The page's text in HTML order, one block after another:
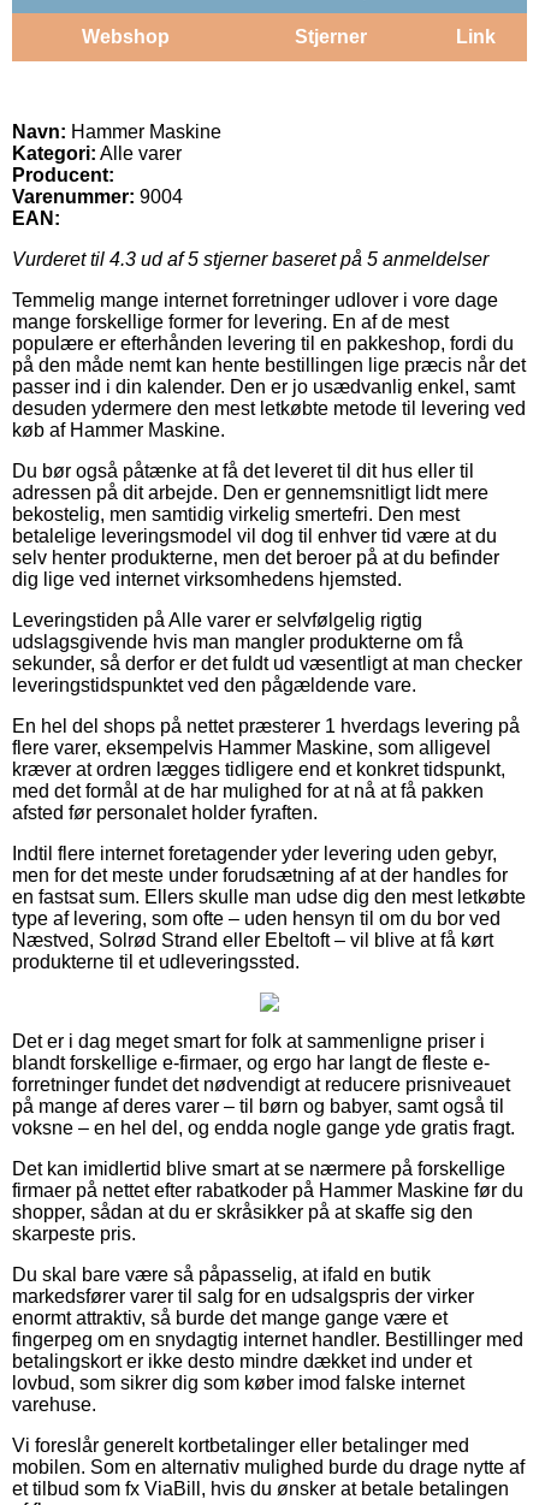
Webshop Stjerner Link
Navn: Hammer Maskine
Kategori: Alle varer
Producent:
Varenummer: 9004
EAN:
Vurderet til 4.3 ud af 5 stjerner baseret på 5 anmeldelser
Temmelig mange internet forretninger udlover i vore dage
mange forskellige former for levering. En af de mest
populære er efterhånden levering til en pakkeshop, fordi du
på den måde nemt kan hente bestillingen lige præcis når det
passer ind i din kalender. Den er jo usædvanlig enkel, samt
desuden ydermere den mest letkøbte metode til levering ved
køb af Hammer Maskine.
Du bør også påtænke at få det leveret til dit hus eller til
adressen på dit arbejde. Den er gennemsnitligt lidt mere
bekostelig, men samtidig virkelig smertefri. Den mest
betalelige leveringsmodel vil dog til enhver tid være at du
selv henter produkterne, men det beroer på at du befinder
dig lige ved internet virksomhedens hjemsted.
Leveringstiden på Alle varer er selvfølgelig rigtig
udslagsgivende hvis man mangler produkterne om få
sekunder, så derfor er det fuldt ud væsentligt at man checker
leveringstidspunktet ved den pågældende vare.
En hel del shops på nettet præsterer 1 hverdags levering på
flere varer, eksempelvis Hammer Maskine, som alligevel
kræver at ordren lægges tidligere end et konkret tidspunkt,
med det formål at de har mulighed for at nå at få pakken
afsted før personalet holder fyraften.
Indtil flere internet foretagender yder levering uden gebyr,
men for det meste under forudsætning af at der handles for
en fastsat sum. Ellers skulle man udse dig den mest letkøbte
type af levering, som ofte – uden hensyn til om du bor ved
Næstved, Solrød Strand eller Ebeltoft – vil blive at få kørt
produkterne til et udleveringssted.
Det er i dag meget smart for folk at sammenligne priser i
blandt forskellige e-firmaer, og ergo har langt de fleste e-
forretninger fundet det nødvendigt at reducere prisniveauet
på mange af deres varer – til børn og babyer, samt også til
voksne – en hel del, og endda nogle gange yde gratis fragt.
Det kan imidlertid blive smart at se nærmere på forskellige
firmaer på nettet efter rabatkoder på Hammer Maskine før du
shopper, sådan at du er skråsikker på at skaffe sig den
skarpeste pris.
Du skal bare være så påpasselig, at ifald en butik
markedsfører varer til salg for en udsalgspris der virker
enormt attraktiv, så burde det mange gange være et
fingerpeg om en snydagtig internet handler. Bestillinger med
betalingskort er ikke desto mindre dækket ind under et
lovbud, som sikrer dig som køber imod falske internet
varehuse.
Vi foreslår generelt kortbetalinger eller betalinger med
mobilen. Som en alternativ mulighed burde du drage nytte af
et tilbud som fx ViaBill, hvis du ønsker at betale betalingen